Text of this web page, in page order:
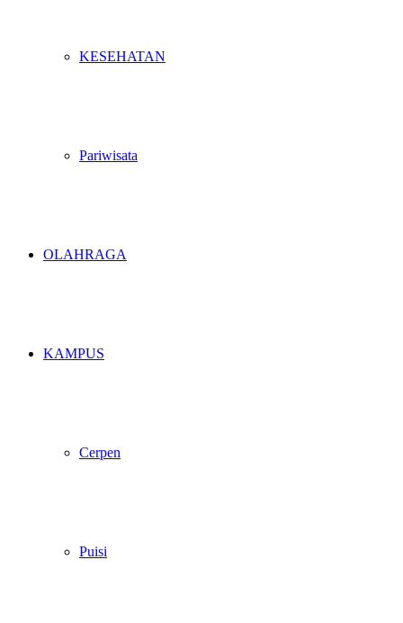
KESEHATAN
Pariwisata
OLAHRAGA
KAMPUS
Cerpen
Puisi